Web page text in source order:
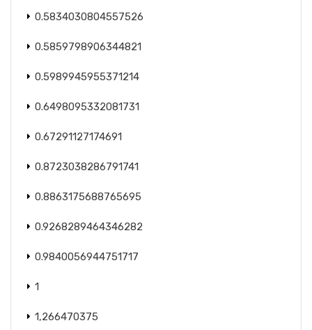
0.5834030804557526
0.5859798906344821
0.5989945955371214
0.6498095332081731
0.67291127174691
0.8723038286791741
0.8863175688765695
0.9268289464346282
0.9840056944751717
1
1,266470375